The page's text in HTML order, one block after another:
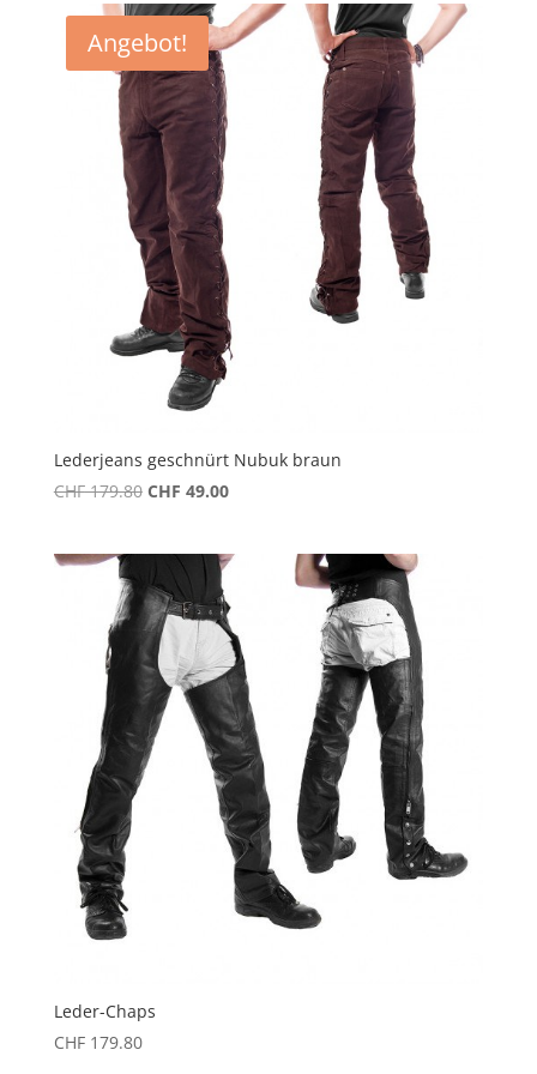
CHF 159.80CHF 49.00.
Angebot!
Lederjeans geschnürt Nubuk braun
CHF179.80 Ursprünglicher
CHF 179.80
CHF 49.00Aktueller
CHF 49.00.
Leder-Chaps
CHF179.80